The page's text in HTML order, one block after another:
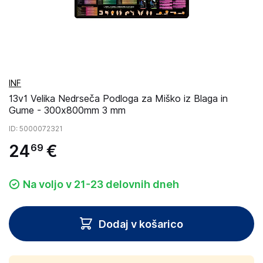
INF
13v1 Velika Nedrseča Podloga za Miško iz Blaga in
Gume - 300x800mm 3 mm
ID: 5000072321
2469 €
Na voljo v 21-23 delovnih dneh
Dodaj v košarico